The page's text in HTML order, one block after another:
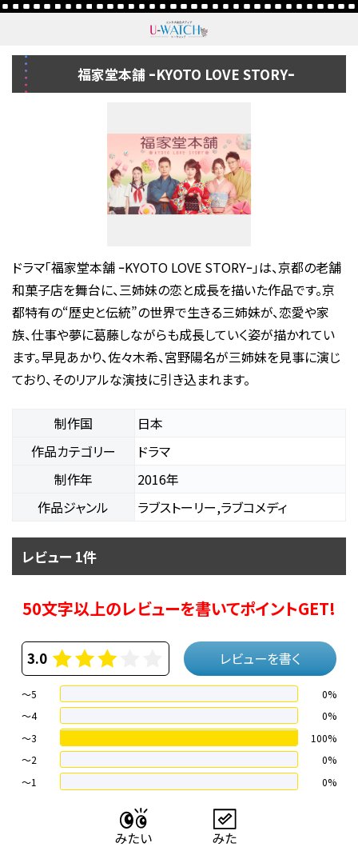
福家堂本舗 ｰKYOTO LOVE STORYｰ
ドラマ「福家堂本舗 ｰKYOTO LOVE STORYｰ」は、京都の老舗
和菓子店を舞台に、三姉妹の恋と成長を描いた作品です。京
都特有の“歴史と伝統”の世界で生きる三姉妹が、恋愛や家
族、仕事や夢に葛藤しながらも成長していく姿が描かれてい
ます。早見あかり、佐々木希、宮野陽名が三姉妹を見事に演じ
ており、そのリアルな演技に引き込まれます。
制作国
日本
作品カテゴリー
ドラマ
制作年
2016年
作品ジャンル
ラブストーリー,ラブコメディ
レビュー 1件
50文字以上のレビューを書いてポイントGET!
3.0 レビューを書く
～5
0%
～4
0%
〜3
100%
〜2
0%
〜1
0%